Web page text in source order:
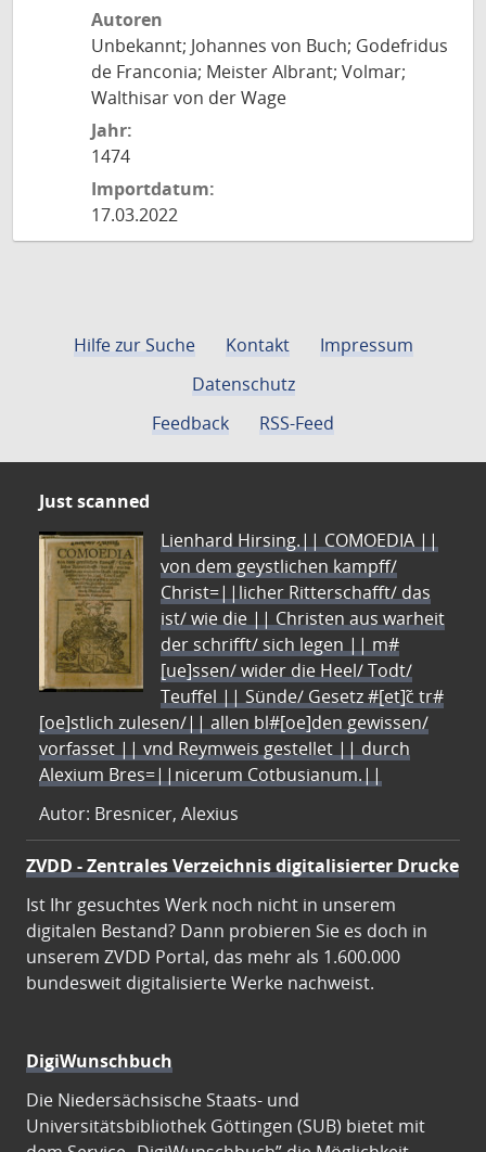
Autoren
Unbekannt; Johannes von Buch; Godefridus
de Franconia; Meister Albrant; Volmar;
Walthisar von der Wage
Jahr:
1474
Importdatum:
17.03.2022
Hilfe zur Suche Kontakt
Impressum
Datenschutz
Feedback
RSS-Feed
Just scanned
Lienhard Hirsing.|| COMOEDIA ||
von dem geystlichen kampff/
Christ=||licher Ritterschafft/ das
ist/ wie die || Christen aus warheit
der schrifft/ sich legen || m#
[ue]ssen/ wider die Heel/ Todt/
Teuffel || Sünde/ Gesetz #[et]c̃ tr#
[oe]stlich zulesen/|| allen bl#[oe]den gewissen/
vorfasset || vnd Reymweis gestellet || durch
Alexium Bres=||nicerum Cotbusianum.||
Autor: Bresnicer, Alexius
ZVDD - Zentrales Verzeichnis digitalisierter Drucke
Ist Ihr gesuchtes Werk noch nicht in unserem
digitalen Bestand? Dann probieren Sie es doch in
unserem ZVDD Portal, das mehr als 1.600.000
bundesweit digitalisierte Werke nachweist.
DigiWunschbuch
Die Niedersächsische Staats- und
Universitätsbibliothek Göttingen (SUB) bietet mit